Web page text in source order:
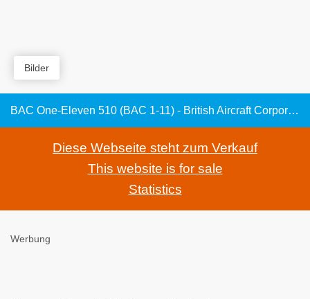
Bilder
BAC One-Eleven 510 (BAC 1-11) - British Aircraft Corporation: 2-strahliges britisches Kurzstreckenflugzeug
Diese Webseite steht zum Verkauf
This website is for sale
Statistics
Werbung